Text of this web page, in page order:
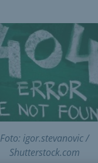
Foto: igor.stevanovic /
Shutterstock.com